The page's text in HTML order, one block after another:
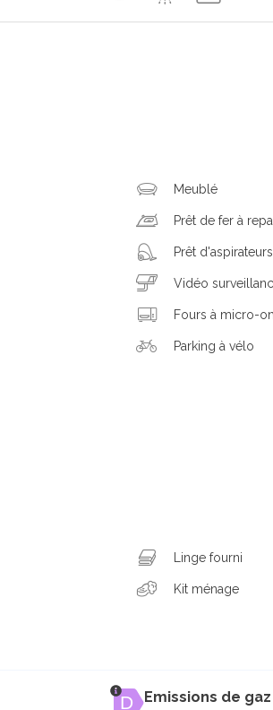
Meublé
Prêt de fer à
Prêt d'aspirateurs
Vidéo
Fours à micro-
Parking à vélo
Linge fourni
Kit ménage
Emissions de